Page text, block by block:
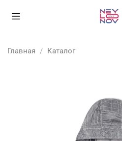
Главная Каталог